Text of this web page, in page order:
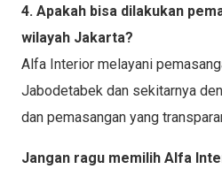
4. Apakah bisa dilakukan
wilayah Jakarta?
Alfa Interior melayani
Jabodetabek dan sekitarnya
dan pemasangan yang
Jangan ragu memilih Alfa